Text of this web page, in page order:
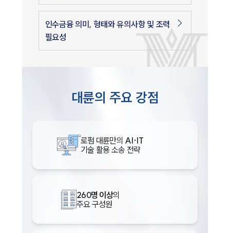
인수금융 의미, 형태와 유의사항 및 조력
필요성
대륜의 주요 강점
로펌 대륜만의 AI·IT
기술 활용 소송 전략
260명 이상의
주요 구성원